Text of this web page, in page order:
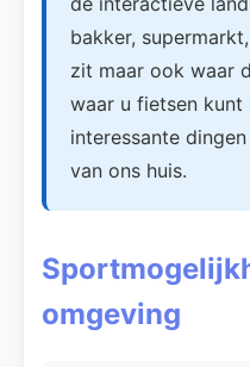
bakker,
zit maar ook waar
waar u fietsen kunt
interessante
van ons huis.
omgeving